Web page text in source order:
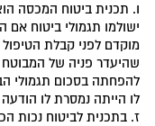
ו. תכנית ביטוח המכסה
ישולמו תגמולי ביטוח
מוקדם לפני קבלת
שהיעדר פניה של המבוטח
להפחתה בסכום תגמולי
לו הייתה נמסרת לו